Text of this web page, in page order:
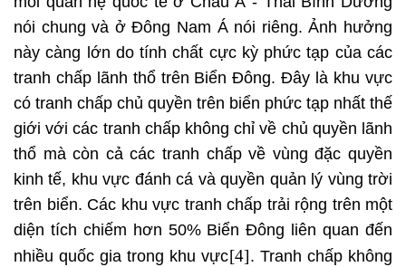
nói chung và ở Đông Nam Á nói riêng. Ảnh hưởng
này càng lớn do tính chất cực kỳ phức tạp của các
tranh chấp lãnh thổ trên Biển Đông. Đây là khu vực
có tranh chấp chủ quyền trên biển phức tạp nhất thế
giới với các tranh chấp không chỉ về chủ quyền lãnh
thổ mà còn cả các tranh chấp về vùng đặc quyền
kinh tế, khu vực đánh cá và quyền quản lý vùng trời
trên biển. Các khu vực tranh chấp trải rộng trên một
diện tích chiếm hơn 50% Biển Đông liên quan đến
nhiều quốc gia trong khu vực[4]. Tranh chấp không